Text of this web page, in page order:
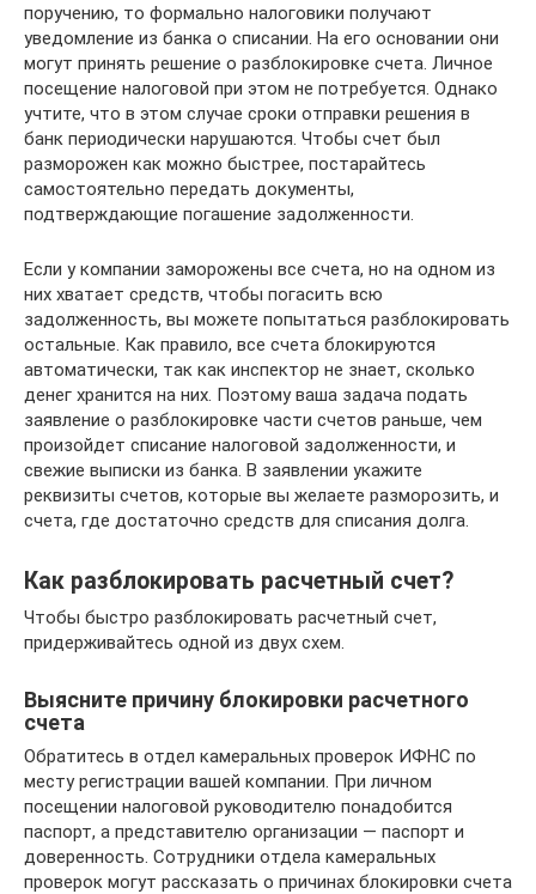
поручению, то формально налоговики получают
уведомление из банка о списании. На его основании они
могут принять решение о разблокировке счета. Личное
посещение налоговой при этом не потребуется. Однако
учтите, что в этом случае сроки отправки решения в
банк периодически нарушаются. Чтобы счет был
разморожен как можно быстрее, постарайтесь
самостоятельно передать документы,
подтверждающие погашение задолженности.
Если у компании заморожены все счета, но на одном из
них хватает средств, чтобы погасить всю
задолженность, вы можете попытаться разблокировать
остальные. Как правило, все счета блокируются
автоматически, так как инспектор не знает, сколько
денег хранится на них. Поэтому ваша задача подать
заявление о разблокировке части счетов раньше, чем
произойдет списание налоговой задолженности, и
свежие выписки из банка. В заявлении укажите
реквизиты счетов, которые вы желаете разморозить, и
счета, где достаточно средств для списания долга.
Как разблокировать расчетный счет?
Чтобы быстро разблокировать расчетный счет,
придерживайтесь одной из двух схем.
Выясните причину блокировки расчетного
счета
Обратитесь в отдел камеральных проверок ИФНС по
месту регистрации вашей компании. При личном
посещении налоговой руководителю понадобится
паспорт, а представителю организации — паспорт и
доверенность. Сотрудники отдела камеральных
проверок могут рассказать о причинах блокировки счета